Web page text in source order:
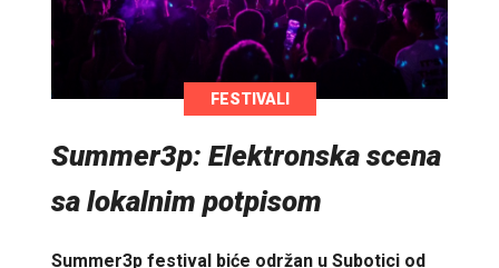
FESTIVALI
Summer3p: Elektronska scena
sa lokalnim potpisom
Summer3p festival biće održan u Subotici od